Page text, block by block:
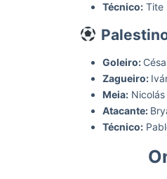
Técnico: Tite
Goleiro:
Zagueiro:
Meia:
Atacante:
Técnico: